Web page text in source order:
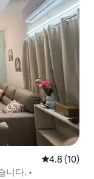
평점 4.8점(5
4.8 (10)
니다. •